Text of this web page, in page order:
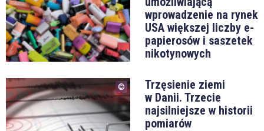
wprowadzenie na rynek
USA większej liczby e-
papierosów i saszetek
nikotynowych
Trzęsienie ziemi
w Danii. Trzecie
najsilniejsze w historii
pomiarów